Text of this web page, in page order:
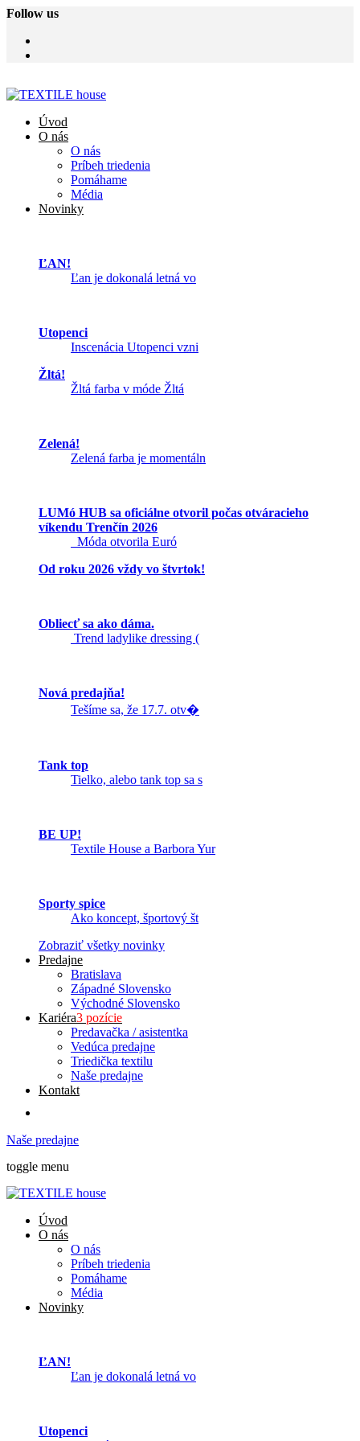
Follow us
Úvod
O nás
O nás
Príbeh triedenia
Pomáhame
Média
Novinky
ĽAN!
Ľan je dokonalá letná vo
Utopenci
Inscenácia Utopenci vzni
Žltá!
Žltá farba v móde Žltá
Zelená!
Zelená farba je momentáln
LUMó HUB sa oficiálne otvoril počas otváracieho
víkendu Trenčín 2026
Móda otvorila Euró
Od roku 2026 vždy vo štvrtok!
Obliecť sa ako dáma.
Trend ladylike dressing (
Nová predajňa!
Tešíme sa, že 17.7. otv�
Tank top
Tielko, alebo tank top sa s
BE UP!
Textile House a Barbora Yur
Sporty spice
Ako koncept, športový št
Zobraziť všetky novinky
Predajne
Bratislava
Západné Slovensko
Východné Slovensko
Kariéra3 pozície
Predavačka / asistentka
Vedúca predajne
Triedička textilu
Naše predajne
Kontakt
Naše predajne
toggle menu
Úvod
O nás
O nás
Príbeh triedenia
Pomáhame
Média
Novinky
ĽAN!
Ľan je dokonalá letná vo
Utopenci